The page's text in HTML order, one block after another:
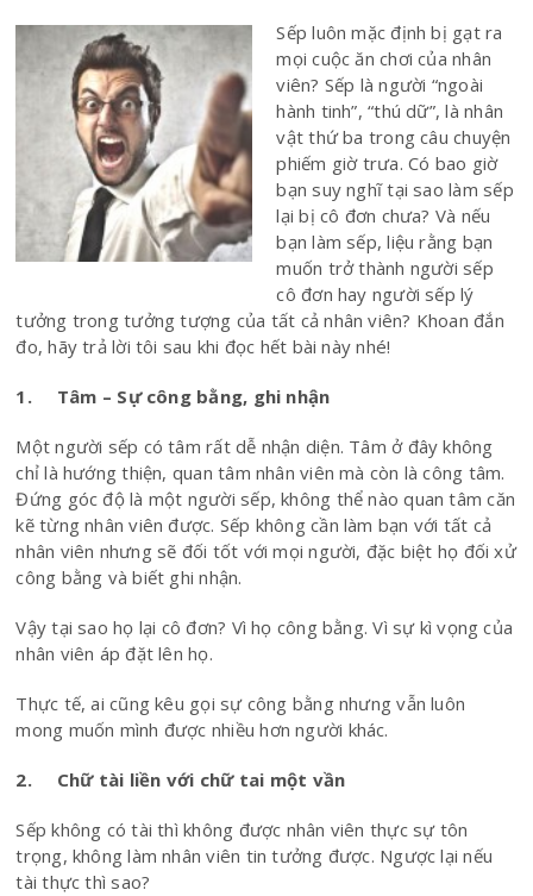
Sếp luôn mặc định bị gạt ra
mọi cuộc ăn chơi của nhân
viên? Sếp là người “ngoài
hành tinh”, “thú dữ”, là nhân
vật thứ ba trong câu chuyện
phiếm giờ trưa. Có bao giờ
bạn suy nghĩ tại sao làm sếp
lại bị cô đơn chưa? Và nếu
bạn làm sếp, liệu rằng bạn
muốn trở thành người sếp
cô đơn hay người sếp lý
tưởng trong tưởng tượng của tất cả nhân viên? Khoan đắn
đo, hãy trả lời tôi sau khi đọc hết bài này nhé!
1. Tâm – Sự công bằng, ghi nhận
Một người sếp có tâm rất dễ nhận diện. Tâm ở đây không
chỉ là hướng thiện, quan tâm nhân viên mà còn là công tâm.
Đứng góc độ là một người sếp, không thể nào quan tâm căn
kẽ từng nhân viên được. Sếp không cần làm bạn với tất cả
nhân viên nhưng sẽ đối tốt với mọi người, đặc biệt họ đối xử
công bằng và biết ghi nhận.
Vậy tại sao họ lại cô đơn? Vì họ công bằng. Vì sự kì vọng của
nhân viên áp đặt lên họ.
Thực tế, ai cũng kêu gọi sự công bằng nhưng vẫn luôn
mong muốn mình được nhiều hơn người khác.
2. Chữ tài liền với chữ tai một vần
Sếp không có tài thì không được nhân viên thực sự tôn
trọng, không làm nhân viên tin tưởng được. Ngược lại nếu
tài thực thì sao?